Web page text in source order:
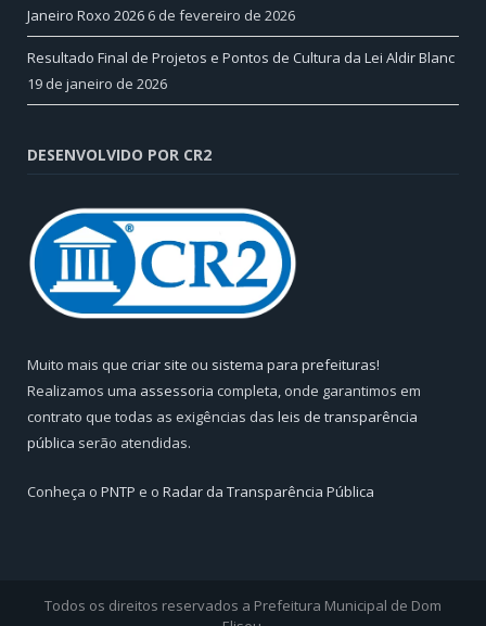
Janeiro Roxo 2026 6 de fevereiro de 2026
Resultado Final de Projetos e Pontos de Cultura da Lei Aldir Blanc
19 de janeiro de 2026
DESENVOLVIDO POR CR2
Muito mais que criar site ou sistema para prefeituras!
Realizamos uma assessoria completa, onde garantimos em
contrato que todas as exigências das leis de transparência
pública serão atendidas.
Conheça o PNTP e o Radar da Transparência Pública
Todos os direitos reservados a Prefeitura Municipal de Dom